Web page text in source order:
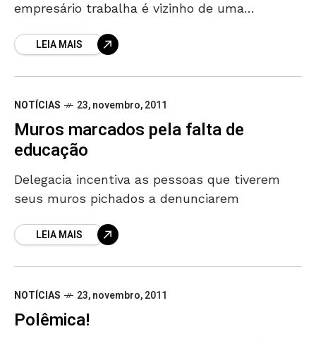
empresário trabalha é vizinho de uma
LEIA MAIS
NOTÍCIAS 23, novembro, 2011
Muros marcados pela falta de
educação
Delegacia incentiva as pessoas que tiverem
seus muros pichados a denunciarem
LEIA MAIS
NOTÍCIAS 23, novembro, 2011
Polêmica!